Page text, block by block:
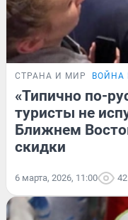
СТРАНА И МИР ВОЙНА
«Типично по-
туристы не
Ближнем
скидки
6 марта, 2026, 11:00